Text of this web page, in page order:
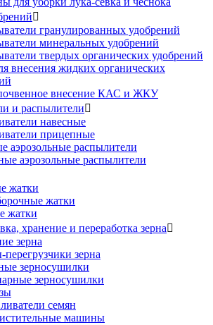

гранулированных удобрений
минеральных удобрений
твердых органических удобрений
внесения жидких органических
внесение КАС и ЖКУ
и распылители
навесные
прицепные
аэрозольные распылители
аэрозольные распылители
жатки
жатки
жатки
хранение и переработка зерна
зерна
зерна
зерносушилки
зерносушилки
семян
машины